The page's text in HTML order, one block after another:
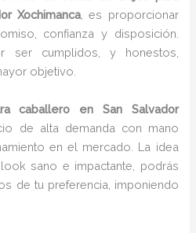
Xochimanca, es proporcionar
confianza y disposición.
ser cumplidos, y honestos,
objetivo.
caballero
en San Salvador
de alta demanda con mano
en el mercado. La idea
sano e impactante, podrás
de tu preferencia, imponiendo